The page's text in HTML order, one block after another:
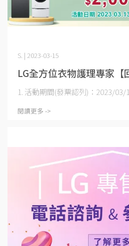
LG全方位衣物護理專家【
S. | 2023-03-15
1. 活動期間(發票認列)：2023/
閱讀更多 ->